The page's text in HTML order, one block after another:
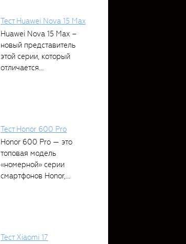
Тест Huawei Nova 15 Max
Huawei Nova 15 Max –
новый представитель
этой серии, который
отличается...
Тест Honor 600 Pro
Honor 600 Pro — это
топовая модель
«номерной» серии
смартфонов Honor,...
Тест Xiaomi 17